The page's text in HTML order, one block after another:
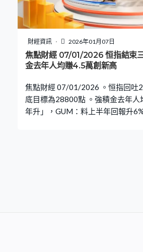
財經資訊 2026年01月07日
焦點財經 07/01/2026 恒指結束
金去年人均賺4.5萬創新高
焦點財經 07/01/2026 。恒指回吐
底目標為28800點 。強積金去年人
年升」，GUM：料上半年回報升